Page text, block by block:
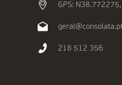
GPS:
218 512 356